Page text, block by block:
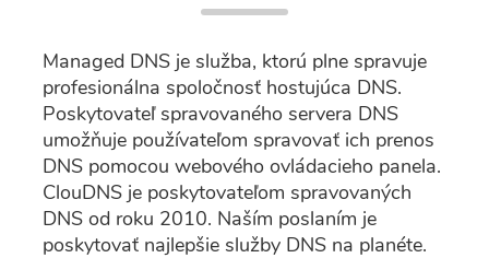
Managed DNS je služba, ktorú plne spravuje
profesionálna spoločnosť hostujúca DNS.
Poskytovateľ spravovaného servera DNS
umožňuje používateľom spravovať ich prenos
DNS pomocou webového ovládacieho panela.
ClouDNS je poskytovateľom spravovaných
DNS od roku 2010. Naším poslaním je
poskytovať najlepšie služby DNS na planéte.